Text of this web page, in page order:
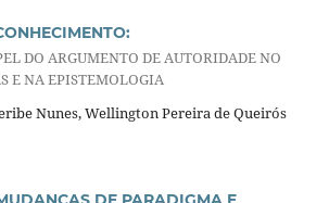
DO ARGUMENTO DE AUTORIDADE NO
E NA EPISTEMOLOGIA
Nunes, Wellington Pereira de Queirós